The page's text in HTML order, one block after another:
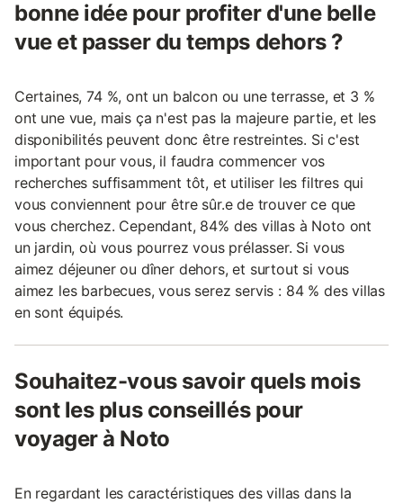
bonne idée pour profiter d'une belle
vue et passer du temps dehors ?
Certaines, 74 %, ont un balcon ou une terrasse, et 3 %
ont une vue, mais ça n'est pas la majeure partie, et les
disponibilités peuvent donc être restreintes. Si c'est
important pour vous, il faudra commencer vos
recherches suffisamment tôt, et utiliser les filtres qui
vous conviennent pour être sûr.e de trouver ce que
vous cherchez. Cependant, 84% des villas à Noto ont
un jardin, où vous pourrez vous prélasser. Si vous
aimez déjeuner ou dîner dehors, et surtout si vous
aimez les barbecues, vous serez servis : 84 % des villas
en sont équipés.
Souhaitez-vous savoir quels mois
sont les plus conseillés pour
voyager à Noto
En regardant les caractéristiques des villas dans la